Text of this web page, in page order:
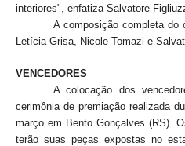
interiores", enfatiza Salvatore
A composição completa do
Letícia Grisa, Nicole Tomazi e
VENCEDORES
A colocação dos
cerimônia de premiação realizada
março em Bento Gonçalves (RS).
terão suas peças expostas no